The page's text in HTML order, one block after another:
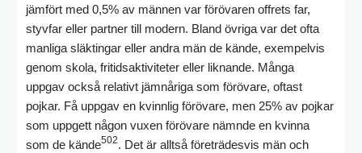
jämfört med 0,5% av männen var förövaren offrets far,
styvfar eller partner till modern. Bland övriga var det ofta
manliga släktingar eller andra män de kände, exempelvis
genom skola, fritidsaktiviteter eller liknande. Många
uppgav också relativt jämnåriga som förövare, oftast
pojkar. Få uppgav en kvinnlig förövare, men 25% av pojkar
som uppgett någon vuxen förövare nämnde en kvinna
som de kände502. Det är alltså företrädesvis män och